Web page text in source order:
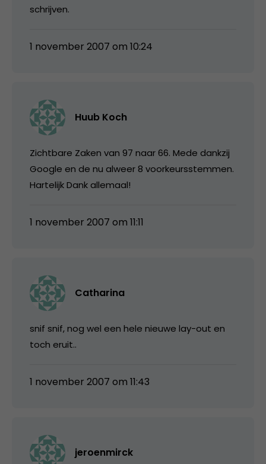
schrijven.
1 november 2007 om 10:24
Huub Koch
Zichtbare Zaken van 97 naar 66. Mede dankzij
Google en de nu alweer 8 voorkeursstemmen.
Hartelijk Dank allemaal!
1 november 2007 om 11:11
Catharina
snif snif, nog wel een hele nieuwe lay-out en
toch eruit..
1 november 2007 om 11:43
jeroenmirck